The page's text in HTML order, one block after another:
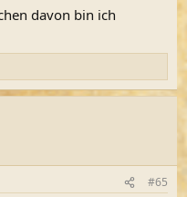
davon bin ich
#65